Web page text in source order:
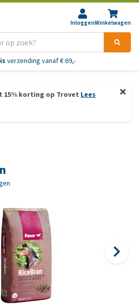
InloggenWinkelwagen
verzending vanaf € 69,-
15% korting op Trovet Lees